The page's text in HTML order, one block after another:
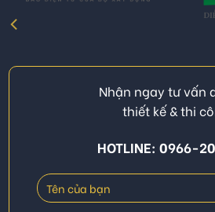
Nhận ngay tư vấn
thiết kế & thi
HOTLINE: 0966-